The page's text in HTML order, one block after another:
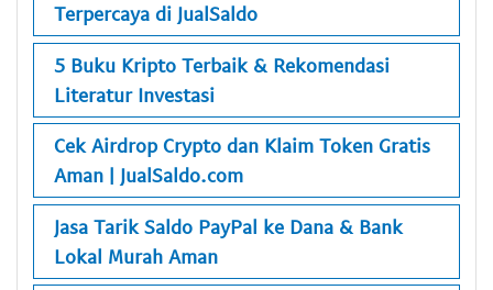
Terpercaya di JualSaldo
5 Buku Kripto Terbaik & Rekomendasi
Literatur Investasi
Cek Airdrop Crypto dan Klaim Token Gratis
Aman | JualSaldo.com
Jasa Tarik Saldo PayPal ke Dana & Bank
Lokal Murah Aman